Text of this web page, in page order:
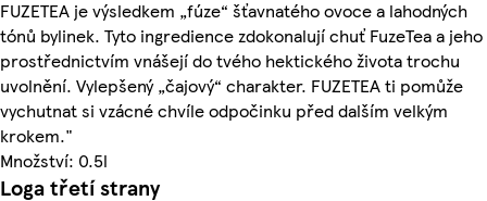
FUZETEA je výsledkem „fúze“ šťavnatého ovoce a lahodných
tónů bylinek. Tyto ingredience zdokonalují chuť FuzeTea a jeho
prostřednictvím vnášejí do tvého hektického života trochu
uvolnění. Vylepšený „čajový“ charakter. FUZETEA ti pomůže
vychutnat si vzácné chvíle odpočinku před dalším velkým
krokem."
Množství: 0.5l
Loga třetí strany